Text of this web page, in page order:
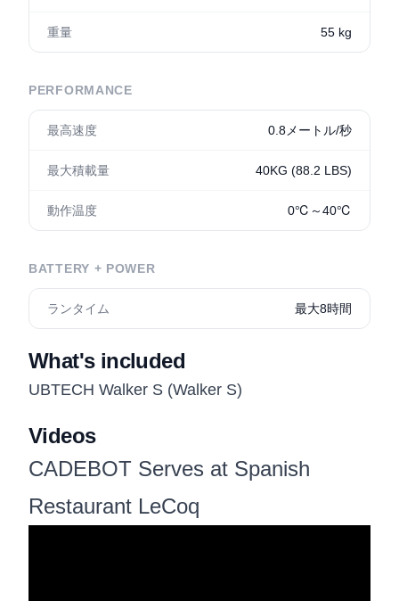
重量 55 kg
PERFORMANCE
最高速度 0.8メートル/秒
最大積載量 40KG (88.2 LBS)
動作温度 0℃～40℃
BATTERY + POWER
ランタイム 最大8時間
What's included
UBTECH Walker S (Walker S)
Videos
CADEBOT Serves at Spanish
Restaurant LeCoq